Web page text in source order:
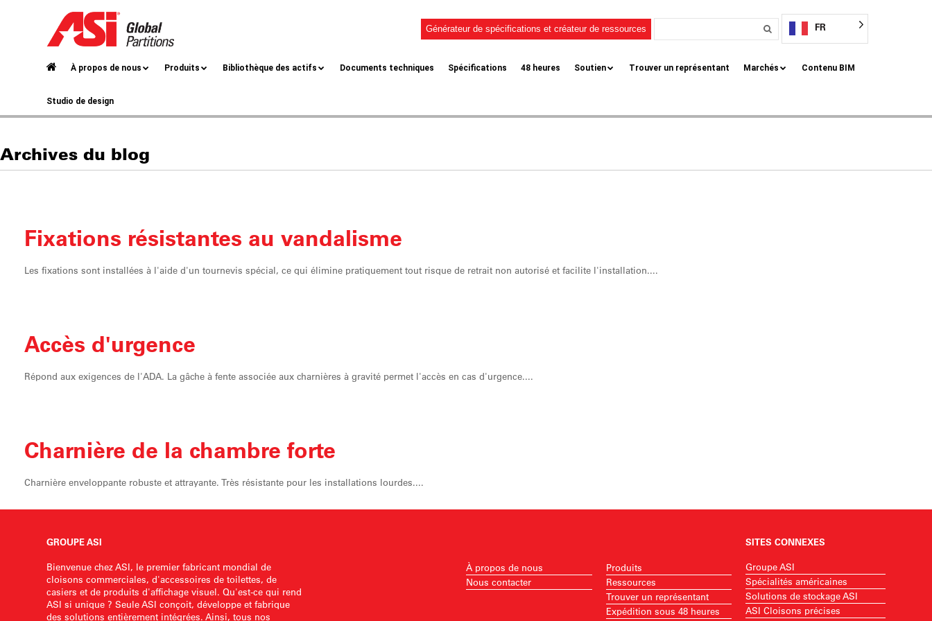
Générateur de spécifications et créateur de ressources FR
À propos de nous Produits Bibliothèque des actifs Documents techniques Spécifications 48 heures Soutien Trouver un représentant Marchés Contenu BIM
Studio de design
Archives du blog
Fixations résistantes au vandalisme
Les fixations sont installées à l'aide d'un tournevis spécial, ce qui élimine pratiquement tout risque de retrait non autorisé et facilite l'installation....
Accès d'urgence
Répond aux exigences de l'ADA. La gâche à fente associée aux charnières à gravité permet l'accès en cas d'urgence....
Charnière de la chambre forte
Charnière enveloppante robuste et attrayante. Très résistante pour les installations lourdes....
GROUPE ASI
Bienvenue chez ASI, le premier fabricant mondial de
cloisons commerciales, d'accessoires de toilettes, de
casiers et de produits d'affichage visuel. Qu'est-ce qui rend
ASI si unique ? Seule ASI conçoit, développe et fabrique
des solutions entièrement intégrées. Ainsi, tous nos
À propos de nous
Nous contacter
Produits
Ressources
Trouver un représentant
Expédition sous 48 heures
SITES CONNEXES
Groupe ASI
Spécialités américaines
Solutions de stockage ASI
ASI Cloisons précises